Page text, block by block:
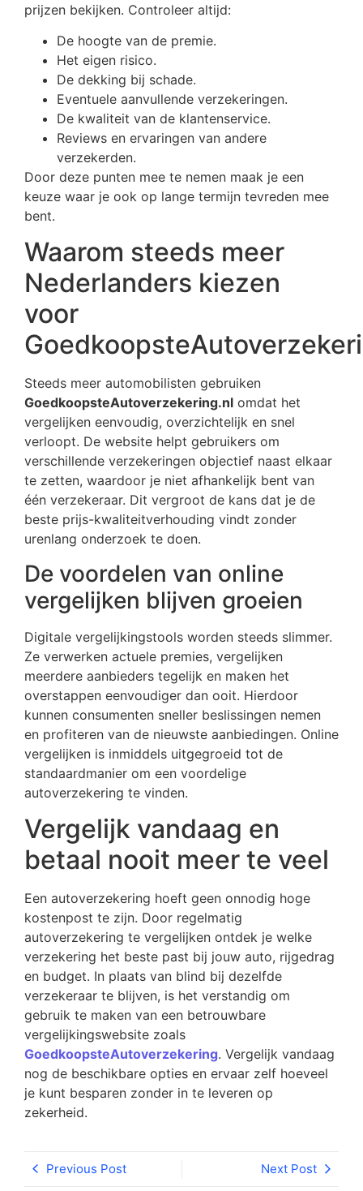
prijzen bekijken. Controleer altijd:
De hoogte van de premie.
Het eigen risico.
De dekking bij schade.
Eventuele aanvullende verzekeringen.
De kwaliteit van de klantenservice.
Reviews en ervaringen van andere
verzekerden.
Door deze punten mee te nemen maak je een
keuze waar je ook op lange termijn tevreden mee
bent.
Waarom steeds meer
Nederlanders kiezen
voor
Steeds meer automobilisten gebruiken
GoedkoopsteAutoverzekering.nl omdat het
vergelijken eenvoudig, overzichtelijk en snel
verloopt. De website helpt gebruikers om
verschillende verzekeringen objectief naast elkaar
te zetten, waardoor je niet afhankelijk bent van
één verzekeraar. Dit vergroot de kans dat je de
beste prijs-kwaliteitverhouding vindt zonder
urenlang onderzoek te doen.
De voordelen van online
vergelijken blijven groeien
Digitale vergelijkingstools worden steeds slimmer.
Ze verwerken actuele premies, vergelijken
meerdere aanbieders tegelijk en maken het
overstappen eenvoudiger dan ooit. Hierdoor
kunnen consumenten sneller beslissingen nemen
en profiteren van de nieuwste aanbiedingen. Online
vergelijken is inmiddels uitgegroeid tot de
standaardmanier om een voordelige
autoverzekering te vinden.
Vergelijk vandaag en
betaal nooit meer te veel
Een autoverzekering hoeft geen onnodig hoge
kostenpost te zijn. Door regelmatig
autoverzekering te vergelijken ontdek je welke
verzekering het beste past bij jouw auto, rijgedrag
en budget. In plaats van blind bij dezelfde
verzekeraar te blijven, is het verstandig om
gebruik te maken van een betrouwbare
vergelijkingswebsite zoals
GoedkoopsteAutoverzekering. Vergelijk vandaag
nog de beschikbare opties en ervaar zelf hoeveel
je kunt besparen zonder in te leveren op
zekerheid.
Previous Post Next Post